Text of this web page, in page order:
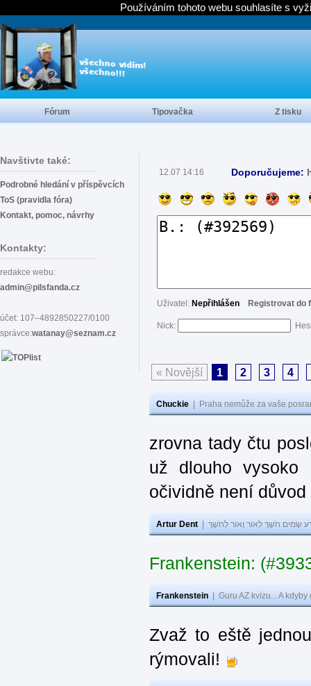
Navštivte také:
Podrobné hledání v příspěvcích
ToS (pravidla fóra)
Kontakt, pomoc, návrhy
Kontakty:
redakce webu:
admin@pilsfanda.cz
účet: 107–4892850227/0100
správce:watanay@seznam.cz
12.07 14:16 Doporučujeme:
Uživatel: Nepřihlášen Registrovat do
Nick:
« Novější 1 2 3 4
Chuckie Praha nemůže za vaše
zrovna tady čtu
už dlouho
očividně není
Artur Dent שָׂמִים חֹשֶׁךְ לְאוֹר וְאוֹר לְחֹשֶׁךְ
Frankenstein:
Frankenstein Guru AZ kvízu... A
Zvaž to eště
rýmovali!
Fórum Tipovačka Z tisku
Používáním tohoto webu souhlasíte s